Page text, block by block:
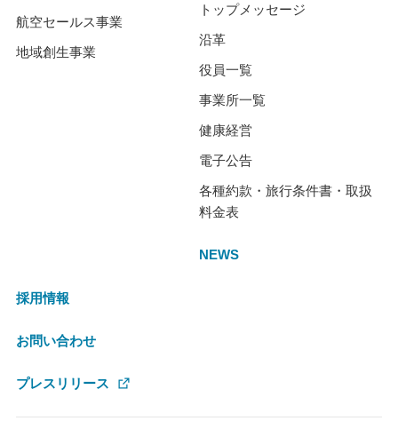
航空セールス事業
地域創生事業
トップメッセージ
沿革
役員一覧
事業所一覧
健康経営
電子公告
各種約款・旅行条件書・取扱
料金表
NEWS
採用情報
お問い合わせ
プレスリリース